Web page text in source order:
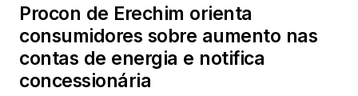
Procon de Erechim orienta
consumidores sobre aumento nas
contas de energia e notifica
concessionária